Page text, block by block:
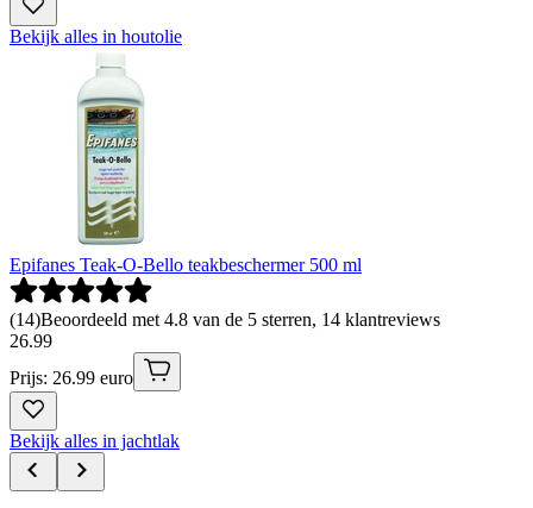
Bekijk alles in houtolie
Epifanes Teak-O-Bello teakbeschermer 500 ml
(14)Beoordeeld met 4.8 van de 5 sterren, 14 klantreviews
26.99
Prijs: 26.99 euro
Bekijk alles in jachtlak